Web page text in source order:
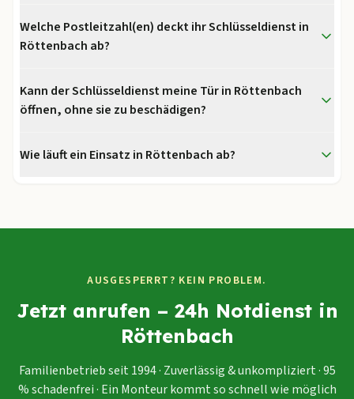
Welche Postleitzahl(en) deckt ihr Schlüsseldienst in
Röttenbach ab?
Kann der Schlüsseldienst meine Tür in Röttenbach
öffnen, ohne sie zu beschädigen?
Wie läuft ein Einsatz in Röttenbach ab?
AUSGESPERRT? KEIN PROBLEM.
Jetzt anrufen – 24h Notdienst in
Röttenbach
Familienbetrieb seit 1994 · Zuverlässig & unkompliziert · 95
% schadenfrei · Ein Monteur kommt so schnell wie möglich